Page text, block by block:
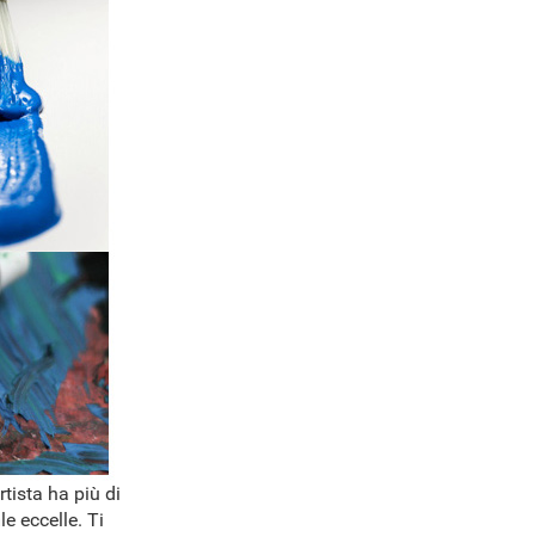
ha più di
eccelle. Ti